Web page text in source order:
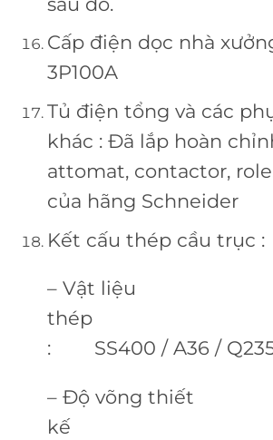
Cấp điện dọc nhà
3P100A
Tủ điện tổng và các
khác : Đã lắp hoàn
attomat, contactor,
của hãng Schneider
Kết cấu thép cầu trục :
– Vật liệu
: SS400 / A36 /
– Độ võng thiết
kế